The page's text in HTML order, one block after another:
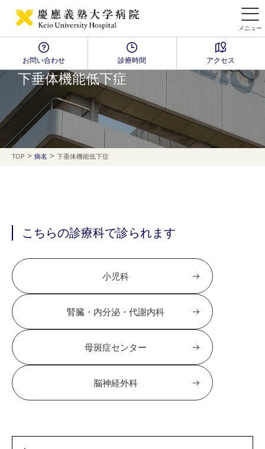
メニュー
お問い合わせ 診療時間 アクセス
Disease Name Search
下垂体機能低下症
TOP > 病名 > 下垂体機能低下症
こちらの診療科で診られます
小児科
腎臓・内分泌・代謝内科
母斑症センター
脳神経外科